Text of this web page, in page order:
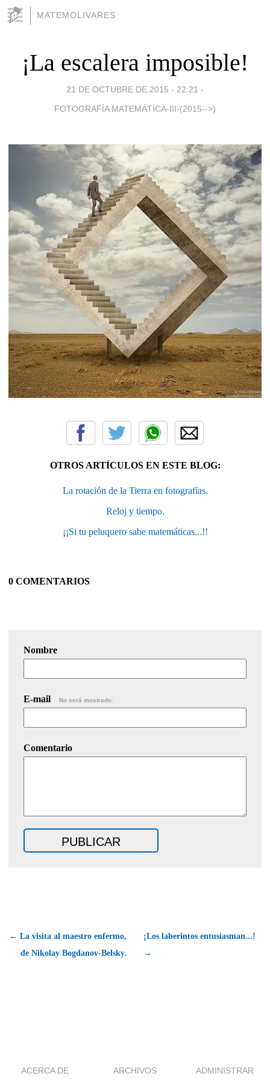
MATEMOLIVARES
¡La escalera imposible!
21 DE OCTUBRE DE 2015 - 22:21 -
FOTOGRAFÍA MATEMÁTICA-III-(2015-->)
OTROS ARTÍCULOS EN ESTE BLOG:
La rotación de la Tierra en fotografías.
Reloj y tiempo.
¡¡Si tu peluquero sabe matemáticas...!!
0 COMENTARIOS
Nombre
E-mail No será mostrado.
Comentario
← La visita al maestro enfermo,
de Nikolay Bogdanov-Belsky.
¡Los laberintos entusiasman...!
→
ACERCA DE ARCHIVOS ADMINISTRAR